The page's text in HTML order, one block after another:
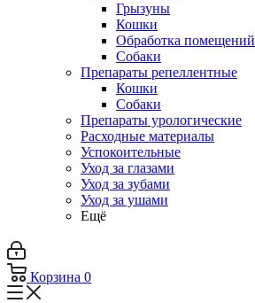
Грызуны
Кошки
Обработка помещений
Собаки
Препараты репеллентные
Кошки
Собаки
Препараты урологические
Расходные материалы
Успокоительные
Уход за глазами
Уход за зубами
Уход за ушами
Ещё
Корзина 0